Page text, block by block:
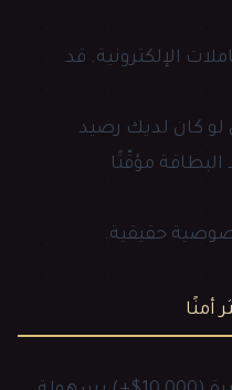
الإلكترونية. قد
لو كان لديك رصيد
مؤقّتًا
حقيقية.
أمنًا